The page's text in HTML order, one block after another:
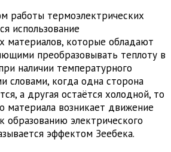
работы термоэлектрических
использование
материалов, которые обладают
преобразовывать теплоту в
наличии температурного
словами, когда одна сторона
а другая остаётся холодной, то
материала возникает движение
образованию электрического
эффектом Зеебека.